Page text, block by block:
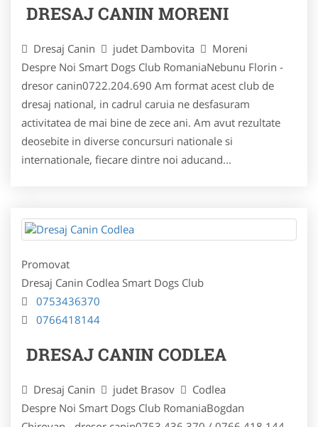
DRESAJ CANIN MORENI
Dresaj Canin judet Dambovita
Moreni
Despre Noi Smart Dogs Club RomaniaNebunu Florin -
dresor canin0722.204.690 Am format acest club de
dresaj national, in cadrul caruia ne desfasuram
activitatea de mai bine de zece ani. Am avut rezultate
deosebite in diverse concursuri nationale si
internationale, fiecare dintre noi aducand...
Promovat
Dresaj Canin Codlea Smart Dogs Club
0753436370
0766418144
DRESAJ CANIN CODLEA
Dresaj Canin judet Brasov
Codlea
Despre Noi Smart Dogs Club RomaniaBogdan